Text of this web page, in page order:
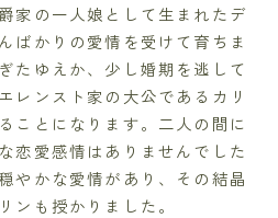
家の一人娘として生まれたデ
ばかりの愛情を受けて育ちま
たゆえか、少し婚期を逃して
レンスト家の大公であるカリ
ことになります。二人の間に
恋愛感情はありませんでした
やかな愛情があり、その結晶
ンも授かりました。